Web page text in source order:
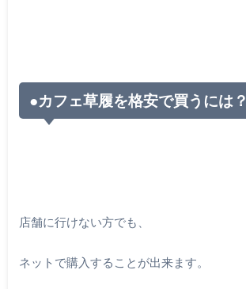
●カフェ草履を格安で買うには？
店舗に行けない方でも、
ネットで購入することが出来ます。